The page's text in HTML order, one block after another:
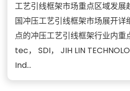
工艺引线框架市场重点区域发展
国冲压工艺引线框架市场展开详
点的冲压工艺引线框架行业内
tec， SDI， JIH LIN
Ind...